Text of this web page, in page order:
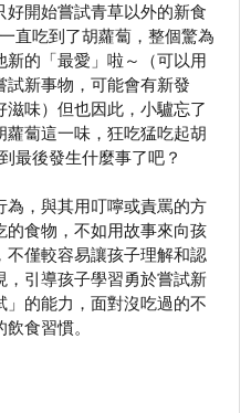
開始嘗試青草以外的新食
直吃到了胡蘿蔔，整個驚為
的「最愛」啦～（可以用
新事物，可能會有新發
味）但也因此，小驢忘了
蔔這一味，狂吃猛吃起胡
最後發生什麼事了吧？
，與其用叮嚀或責罵的方
食物，不如用故事來向孩
僅較容易讓孩子理解和認
引導孩子學習勇於嘗試新
的能力，面對沒吃過的不
食習慣。